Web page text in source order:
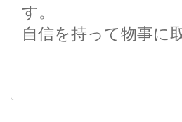
す。
自信を持って物事に